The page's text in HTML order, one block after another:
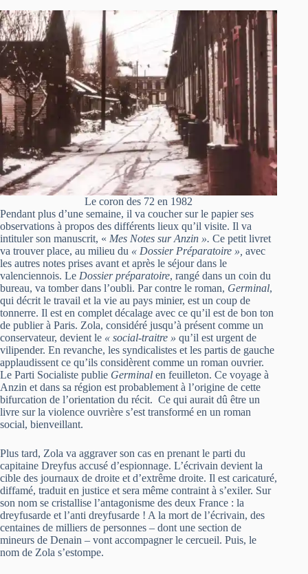
Le coron des 72 en 1982
Pendant plus d’une semaine, il va coucher sur le papier ses
observations à propos des différents lieux qu’il visite. Il va
intituler son manuscrit, « Mes Notes sur Anzin ». Ce petit livret
va trouver place, au milieu du « Dossier Préparatoire », avec
les autres notes prises avant et après le séjour dans le
valenciennois. Le Dossier préparatoire, rangé dans un coin du
bureau, va tomber dans l’oubli. Par contre le roman, Germinal,
qui décrit le travail et la vie au pays minier, est un coup de
tonnerre. Il est en complet décalage avec ce qu’il est de bon ton
de publier à Paris. Zola, considéré jusqu’à présent comme un
conservateur, devient le « social-traitre » qu’il est urgent de
vilipender. En revanche, les syndicalistes et les partis de gauche
applaudissent ce qu’ils considèrent comme un roman ouvrier.
Le Parti Socialiste publie Germinal en feuilleton. Ce voyage à
Anzin et dans sa région est probablement à l’origine de cette
bifurcation de l’orientation du récit. Ce qui aurait dû être un
livre sur la violence ouvrière s’est transformé en un roman
social, bienveillant.
Plus tard, Zola va aggraver son cas en prenant le parti du
capitaine Dreyfus accusé d’espionnage. L’écrivain devient la
cible des journaux de droite et d’extrême droite. Il est caricaturé,
diffamé, traduit en justice et sera même contraint à s’exiler. Sur
son nom se cristallise l’antagonisme des deux France : la
dreyfusarde et l’anti dreyfusarde ! A la mort de l’écrivain, des
centaines de milliers de personnes – dont une section de
mineurs de Denain – vont accompagner le cercueil. Puis, le
nom de Zola s’estompe.